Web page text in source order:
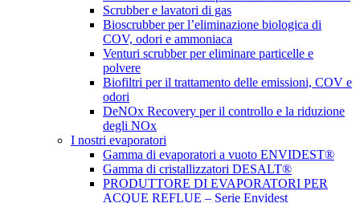
Scrubber e lavatori di gas
Bioscrubber per l’eliminazione biologica di
COV, odori e ammoniaca
Venturi scrubber per eliminare particelle e
polvere
Biofiltri per il trattamento delle emissioni, COV e
odori
DeNOx Recovery per il controllo e la riduzione
degli NOx
I nostri evaporatori
Gamma di evaporatori a vuoto ENVIDEST®
Gamma di cristallizzatori DESALT®
PRODUTTORE DI EVAPORATORI PER
ACQUE REFLUE – Serie Envidest